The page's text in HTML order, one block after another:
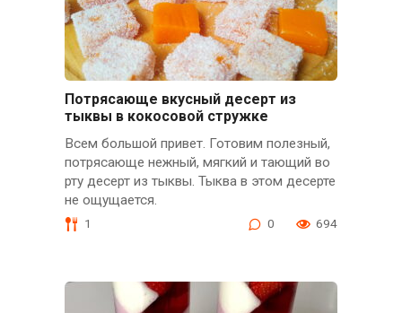
Потрясающе вкусный десерт из
тыквы в кокосовой стружке
Всем большой привет. Готовим полезный,
потрясающе нежный, мягкий и тающий во
рту десерт из тыквы. Тыква в этом десерте
не ощущается.
1 0 694